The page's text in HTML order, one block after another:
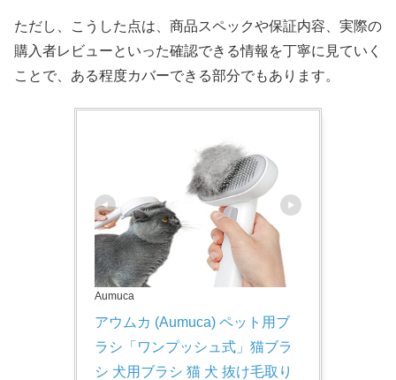
ただし、こうした点は、商品スペックや保証内容、実際の
購入者レビューといった確認できる情報を丁寧に見ていく
ことで、ある程度カバーできる部分でもあります。
Aumuca
アウムカ (Aumuca) ペット用ブ
ラシ「ワンプッシュ式」猫ブラ
シ 犬用ブラシ 猫 犬 抜け毛取り